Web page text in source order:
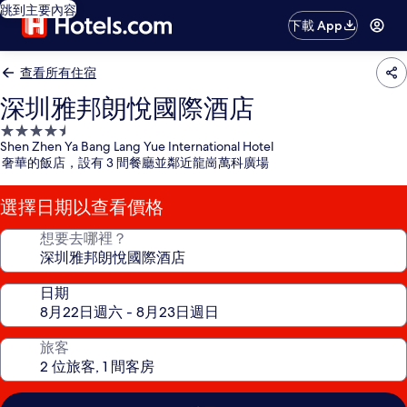
跳到主要內容
下載 App
查看所有住宿
深圳雅邦朗悅國際酒店
4.5
星
級
住
宿
Shen Zhen Ya Bang Lang Yue International Hotel
奢華的飯店，設有 3 間餐廳並鄰近龍崗萬科廣場
選擇日期以查看價格
想要去哪裡？
日期
旅客